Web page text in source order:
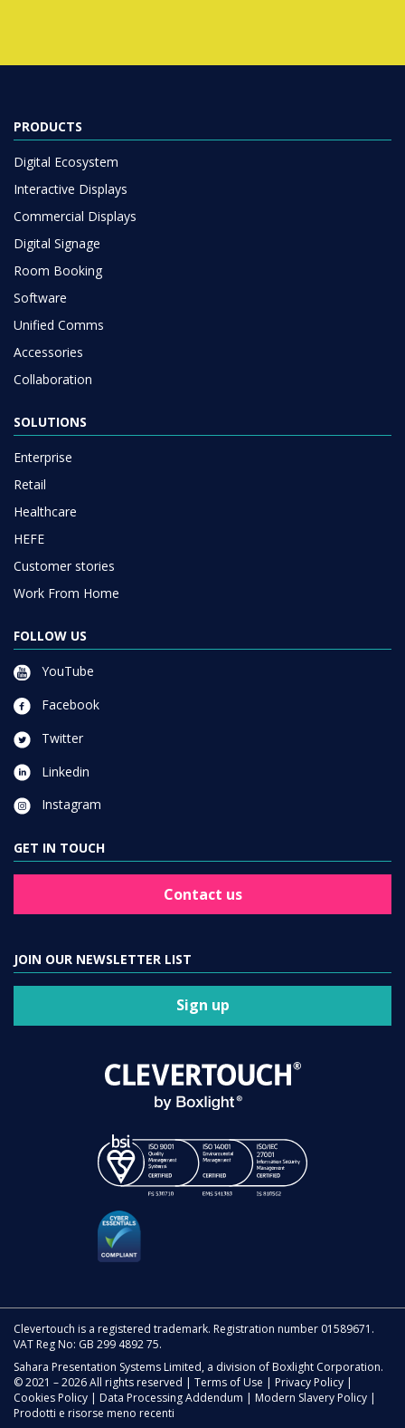
PRODUCTS
Digital Ecosystem
Interactive Displays
Commercial Displays
Digital Signage
Room Booking
Software
Unified Comms
Accessories
Collaboration
SOLUTIONS
Enterprise
Retail
Healthcare
HEFE
Customer stories
Work From Home
FOLLOW US
YouTube
Facebook
Twitter
Linkedin
Instagram
GET IN TOUCH
Contact us
JOIN OUR NEWSLETTER LIST
Sign up
Clevertouch is a registered trademark. Registration number 01589671.
VAT Reg No: GB 299 4892 75.
Sahara Presentation Systems Limited, a division of Boxlight Corporation.
© 2021 – 2026 All rights reserved | Terms of Use | Privacy Policy |
Cookies Policy | Data Processing Addendum | Modern Slavery Policy |
Prodotti e risorse meno recenti